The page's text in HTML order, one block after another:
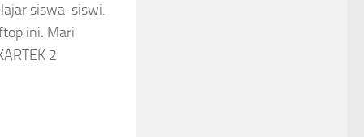
siswa-siswi.
ini. Mari
2